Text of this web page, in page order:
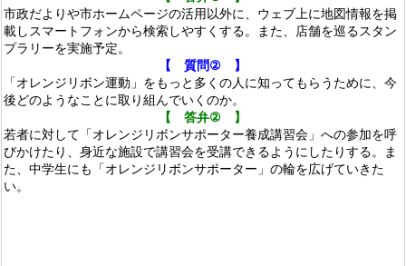
市政だよりや市ホームページの活用以外に、ウェブ上に地図情報を掲
載しスマートフォンから検索しやすくする。また、店舗を巡るスタン
プラリーを実施予定。
【 質問② 】
「オレンジリボン運動」をもっと多くの人に知ってもらうために、今
後どのようなことに取り組んでいくのか。
【 答弁② 】
若者に対して「オレンジリボンサポーター養成講習会」への参加を呼
びかけたり、身近な施設で講習会を受講できるようにしたりする。ま
た、中学生にも「オレンジリボンサポーター」の輪を広げていきた
い。